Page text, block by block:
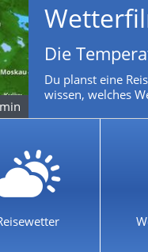
Die
Du planst eine
wissen, welches